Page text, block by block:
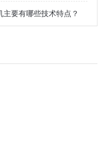
要有哪些技术特点？